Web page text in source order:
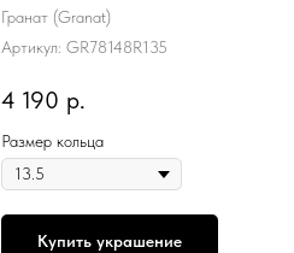
Гранат (Granat)
Артикул: GR78148R135
4 190 р.
Размер кольца
Купить украшение